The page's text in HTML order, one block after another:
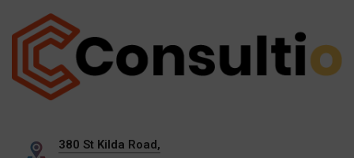
380 St Kilda Road,